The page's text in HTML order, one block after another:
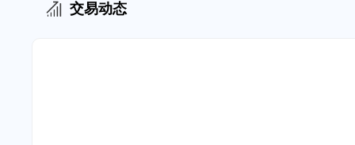
交易动态